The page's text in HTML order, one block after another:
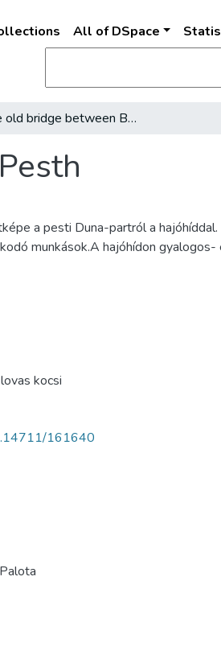
All of DSpace
The old bridge between Buda and Pesth
a pesti Duna-partról a hajóhíddal.
munkások.A hajóhídon gyalogos-
lovas kocsi
161640